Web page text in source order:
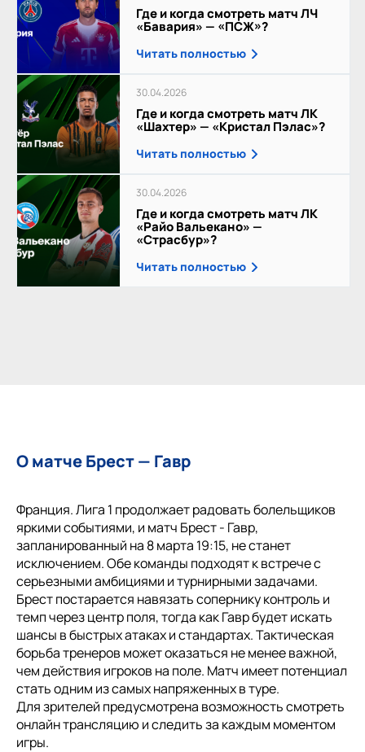
Где и когда смотреть матч ЛЧ
«Бавария» — «ПСЖ»?
Читать полностью
30.04.2026
Где и когда смотреть матч ЛК
«Шахтер» — «Кристал Пэлас»?
Читать полностью
30.04.2026
Где и когда смотреть матч ЛК
«Райо Вальекано» —
«Страсбур»?
Читать полностью
О матче Брест — Гавр
Франция. Лига 1 продолжает радовать болельщиков
яркими событиями, и матч Брест - Гавр,
запланированный на 8 марта 19:15, не станет
исключением. Обе команды подходят к встрече с
серьезными амбициями и турнирными задачами.
Брест постарается навязать сопернику контроль и
темп через центр поля, тогда как Гавр будет искать
шансы в быстрых атаках и стандартах. Тактическая
борьба тренеров может оказаться не менее важной,
чем действия игроков на поле. Матч имеет потенциал
стать одним из самых напряженных в туре.
Для зрителей предусмотрена возможность смотреть
онлайн трансляцию и следить за каждым моментом
игры.